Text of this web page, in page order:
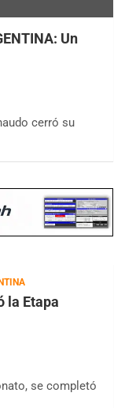
Un
cerró su
la Etapa
se completó